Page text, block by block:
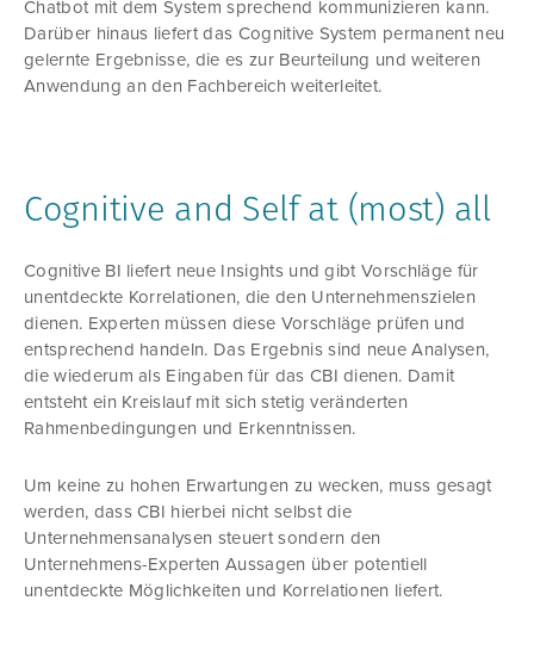
Chatbot mit dem System sprechend kommunizieren kann.
Darüber hinaus liefert das Cognitive System permanent neu
gelernte Ergebnisse, die es zur Beurteilung und weiteren
Anwendung an den Fachbereich weiterleitet.
Cognitive and Self at (most) all
Cognitive BI liefert neue Insights und gibt Vorschläge für
unentdeckte Korrelationen, die den Unternehmenszielen
dienen. Experten müssen diese Vorschläge prüfen und
entsprechend handeln. Das Ergebnis sind neue Analysen,
die wiederum als Eingaben für das CBI dienen. Damit
entsteht ein Kreislauf mit sich stetig veränderten
Rahmenbedingungen und Erkenntnissen.
Um keine zu hohen Erwartungen zu wecken, muss gesagt
werden, dass CBI hierbei nicht selbst die
Unternehmensanalysen steuert sondern den
Unternehmens-Experten Aussagen über potentiell
unentdeckte Möglichkeiten und Korrelationen liefert.